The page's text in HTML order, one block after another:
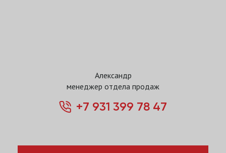
Александр
менеджер отдела продаж
+7 931 399 78 47